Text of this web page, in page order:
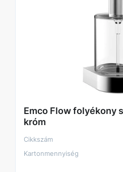
Emco Flow folyékony
króm
Cikkszám
Kartonmennyiség